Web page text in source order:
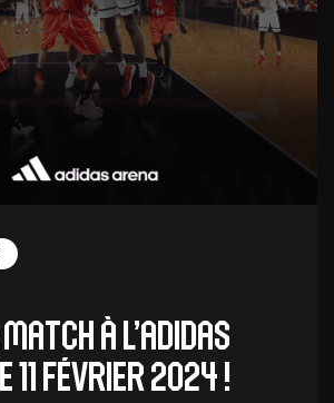
à l’adidas
11 février 2024 !